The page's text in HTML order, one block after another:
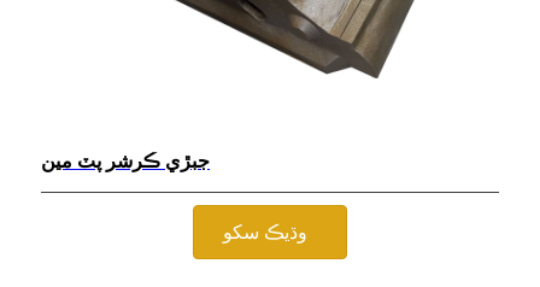
جبڙي ڪرشر پٽ مين
وڌيڪ سکو